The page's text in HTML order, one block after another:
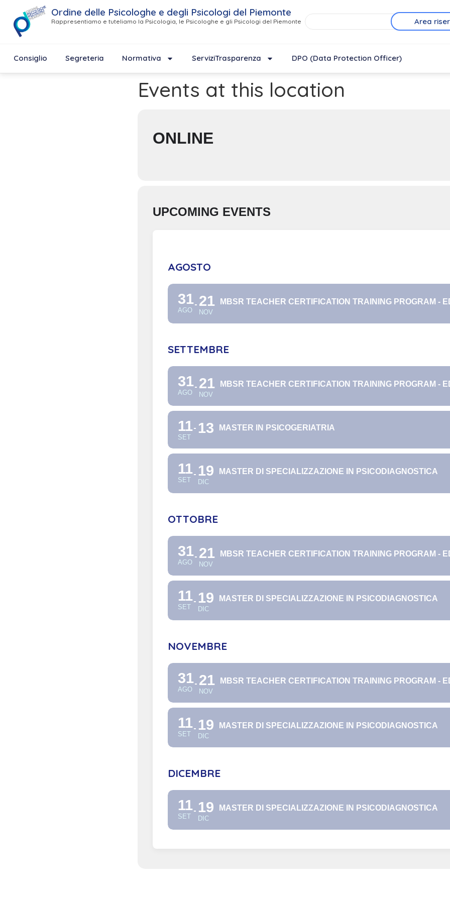
Ordine delle Psicologhe e degli Psicologi del Piemonte
Rappresentiamo e tuteliamo la Psicologia, le Psicologhe e gli Psicologi del Piemonte Area
Consiglio Segreteria Normativa ServiziTrasparenza DPO (Data Protection Officer)
Events at this location
ONLINE
UPCOMING EVENTS
AGOSTO
31
AGO
21
NOV
MBSR TEACHER CERTIFICATION TRAINING PROGRAM -
SETTEMBRE
31
AGO
21
NOV
MBSR TEACHER CERTIFICATION TRAINING PROGRAM -
11
SET
13 MASTER IN PSICOGERIATRIA
11
SET
19
DIC
MASTER DI SPECIALIZZAZIONE IN PSICODIAGNOSTICA
OTTOBRE
31
AGO
21
NOV
MBSR TEACHER CERTIFICATION TRAINING PROGRAM -
11
SET
19
DIC
MASTER DI SPECIALIZZAZIONE IN PSICODIAGNOSTICA
NOVEMBRE
31
AGO
21
NOV
MBSR TEACHER CERTIFICATION TRAINING PROGRAM -
11
SET
19
DIC
MASTER DI SPECIALIZZAZIONE IN PSICODIAGNOSTICA
DICEMBRE
11
SET
19
DIC
MASTER DI SPECIALIZZAZIONE IN PSICODIAGNOSTICA